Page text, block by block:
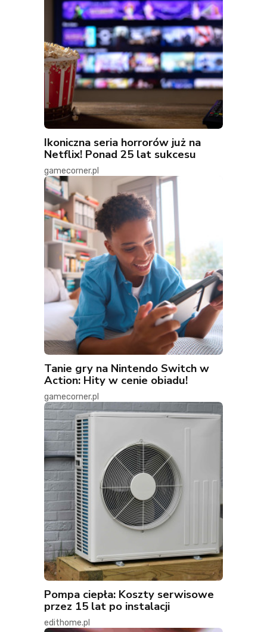
Ikoniczna seria horrorów już na
Netflix! Ponad 25 lat sukcesu
gamecorner.pl
Tanie gry na Nintendo Switch w
Action: Hity w cenie obiadu!
gamecorner.pl
Pompa ciepła: Koszty serwisowe
przez 15 lat po instalacji
edithome.pl